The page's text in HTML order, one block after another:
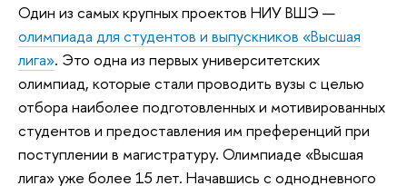
Один из самых крупных проектов НИУ ВШЭ —
олимпиада для студентов и выпускников «Высшая
лига». Это одна из первых университетских
олимпиад, которые стали проводить вузы с целью
отбора наиболее подготовленных и мотивированных
студентов и предоставления им преференций при
поступлении в магистратуру. Олимпиаде «Высшая
лига» уже более 15 лет. Начавшись с однодневного